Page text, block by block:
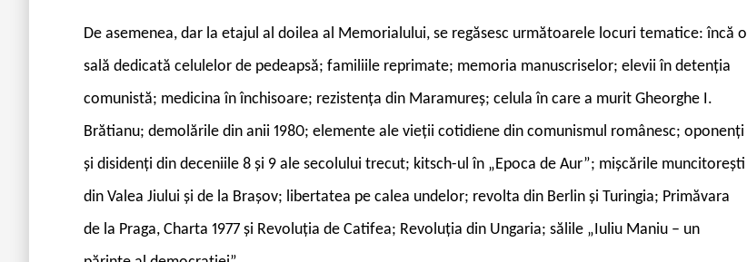
De asemenea, dar la etajul al doilea al Memorialului, se regăsesc următoarele locuri tematice: încă o
sală dedicată celulelor de pedeapsă; familiile reprimate; memoria manuscriselor; elevii în detenția
comunistă; medicina în închisoare; rezistența din Maramureș; celula în care a murit Gheorghe I.
Brătianu; demolările din anii 1980; elemente ale vieții cotidiene din comunismul românesc; oponenți
și disidenți din deceniile 8 și 9 ale secolului trecut; kitsch-ul în „Epoca de Aur”; mișcările muncitorești
din Valea Jiului și de la Brașov; libertatea pe calea undelor; revolta din Berlin și Turingia; Primăvara
de la Praga, Charta 1977 și Revoluția de Catifea; Revoluția din Ungaria; sălile „Iuliu Maniu – un